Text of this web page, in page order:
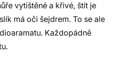
vytištěné a křivé, štít je
má oči šejdrem. To se ale
Každopádně